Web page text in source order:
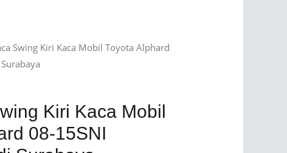
Swing Kiri Kaca Mobil Toyota Alphard
Kiri Kaca Mobil
08-15SNI